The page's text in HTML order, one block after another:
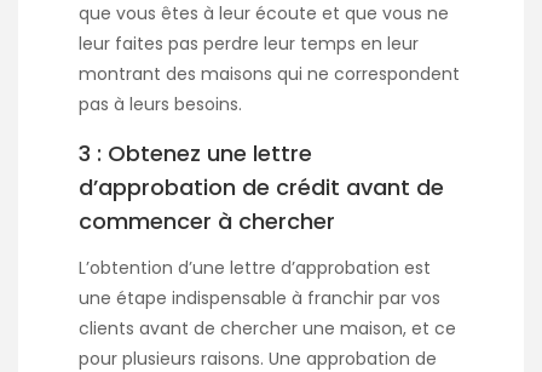
que vous êtes à leur écoute et que vous ne
leur faites pas perdre leur temps en leur
montrant des maisons qui ne correspondent
pas à leurs besoins.
3 : Obtenez une lettre
d’approbation de crédit avant de
commencer à chercher
L’obtention d’une lettre d’approbation est
une étape indispensable à franchir par vos
clients avant de chercher une maison, et ce
pour plusieurs raisons. Une approbation de